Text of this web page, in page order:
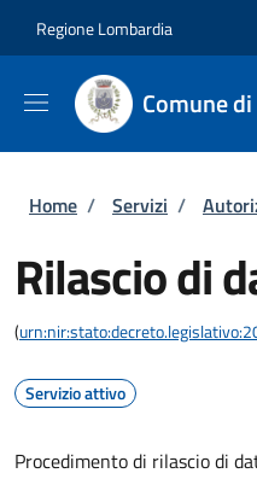
Regione Lombardia
Comune
Briciole di
Home / Servizi /
Rilascio di
(
Servizio attivo
Procedimento di rilascio di